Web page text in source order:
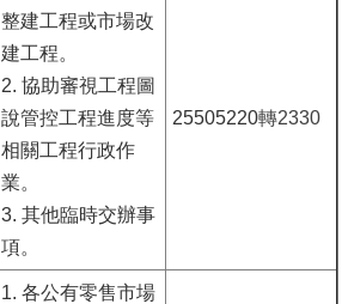
整建工程或市場改
建工程。
2. 協助審視工程圖
說管控工程進度等
相關工程行政作
業。
3. 其他臨時交辦事
項。
25505220轉2330
1. 各公有零售市場